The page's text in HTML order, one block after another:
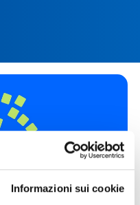
Informazioni sui cookie